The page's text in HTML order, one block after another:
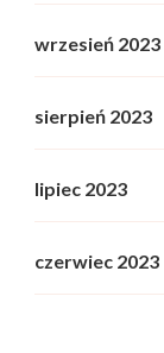
wrzesień 2023
sierpień 2023
lipiec 2023
czerwiec 2023